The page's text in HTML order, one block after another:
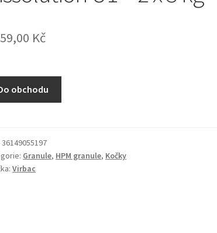
Kč
obchodu
36149055197
Granule, HPM granule, Kočky
Virbac